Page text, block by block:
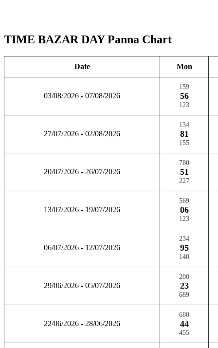
TIME BAZAR DAY Panna Chart
Date Mon
03/08/2026 - 07/08/2026
159
56
123
27/07/2026 - 02/08/2026
134
81
155
20/07/2026 - 26/07/2026
780
51
227
13/07/2026 - 19/07/2026
569
06
123
06/07/2026 - 12/07/2026
234
95
140
29/06/2026 - 05/07/2026
200
23
689
22/06/2026 - 28/06/2026
680
44
455